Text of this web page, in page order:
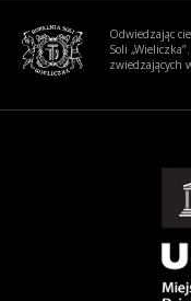
Odwiedzając
Soli
zwiedzających